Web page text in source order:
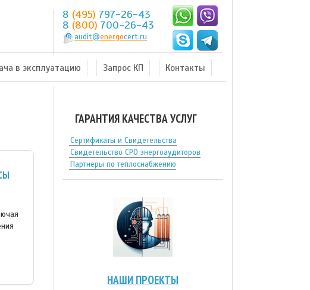
8 (495) 797-26-43
8 (800) 700-26-43
audit@energocert.ru
в эксплуатацию Запрос КП Контакты
ГАРАНТИЯ КАЧЕСТВА УСЛУГ
Сертификаты и Свидетельства
Свидетельство СРО энергоаудиторов
Партнеры по теплоснабжению
НАШИ ПРОЕКТЫ